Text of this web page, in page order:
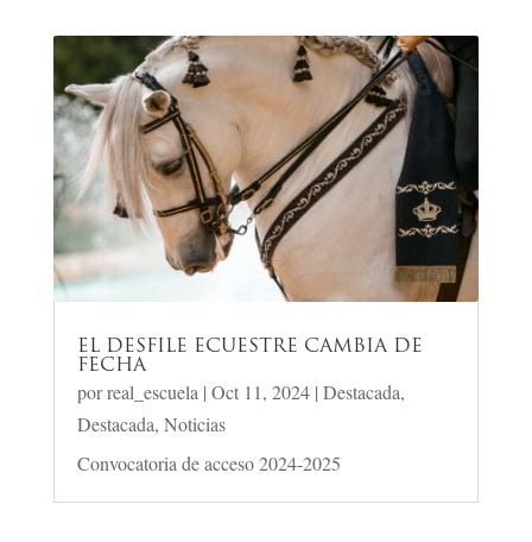
EL DESFILE ECUESTRE CAMBIA DE
FECHA
porreal_escuela | Oct 11, 2024| Destacada,
Destacada, Noticias
Convocatoria de acceso 2024-2025